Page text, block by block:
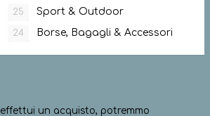
25 Sport & Outdoor
24 Borse, Bagagli & Accessori
un acquisto, potremmo